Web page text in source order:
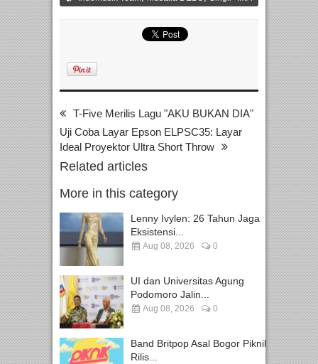
T-Five Merilis Lagu "AKU BUKAN DIA"
Uji Coba Layar Epson ELPSC35: Layar
Ideal Proyektor Ultra Short Throw
Related articles
More in this category
Lenny Ivylen: 26 Tahun Jaga
Eksistensi...
Aug 08, 2026 0
UI dan Universitas Agung
Podomoro Jalin...
Aug 08, 2026 0
Band Britpop Asal Bogor Piknik
Rilis...